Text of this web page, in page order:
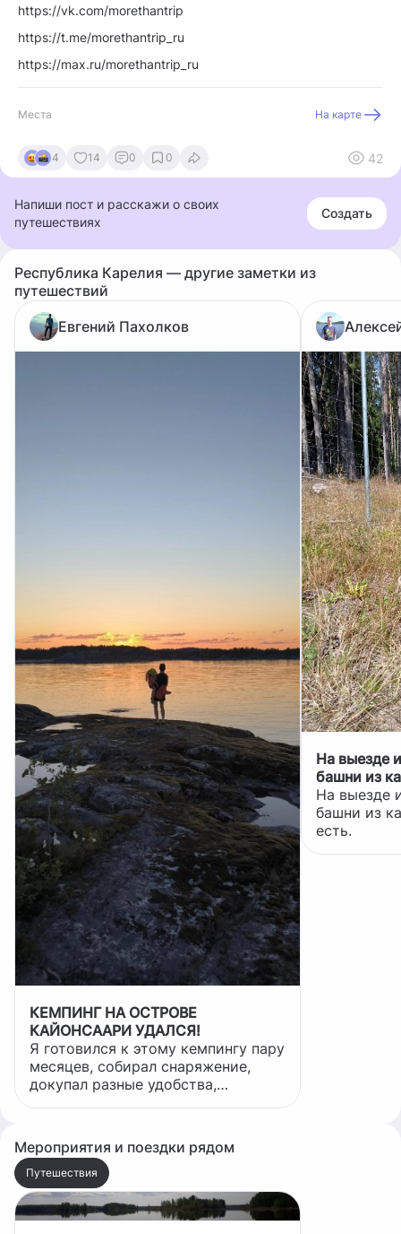
https://vk.com/morethantrip
https://t.me/morethantrip_ru
https://max.ru/morethantrip_ru
Места На карте
4 14 0 0 42
Напиши пост и расскажи о своих
путешествиях
Создать
Республика Карелия — другие заметки из
путешествий
Евгений Пахолков
КЕМПИНГ НА ОСТРОВЕ
КАЙОНСААРИ УДАЛСЯ!
Я готовился к этому кемпингу пару
месяцев, собирал снаряжение,
докупал разные удобства,
сильно ветер по сравнению с
открытыми пляжами которые
находятся с видом на открытую
ладогу , местечко уютное и от него
На выезде
башни из
есть.
На выезде
башни из
есть.
Мероприятия и поездки рядом
Путешествия